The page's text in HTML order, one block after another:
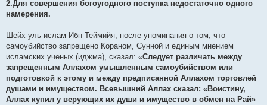
2.Для совершения богоугодного поступка недостаточно одного
намерения.
Шейх-уль-ислам Ибн Теймийя, после упоминания о том, что
самоубийство запрещено Кораном, Сунной и единым мнением
исламских ученых (иджма), сказал: «Следует различать между
запрещенным Аллахом умышленным самоубийством или
подготовкой к этому и между предписанной Аллахом торговлей
душами и имуществом. Всевышний Аллах сказал: «Воистину,
Аллах купил у верующих их души и имущество в обмен на Рай»